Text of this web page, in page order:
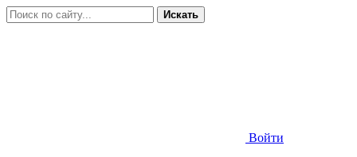
Искать
Войти